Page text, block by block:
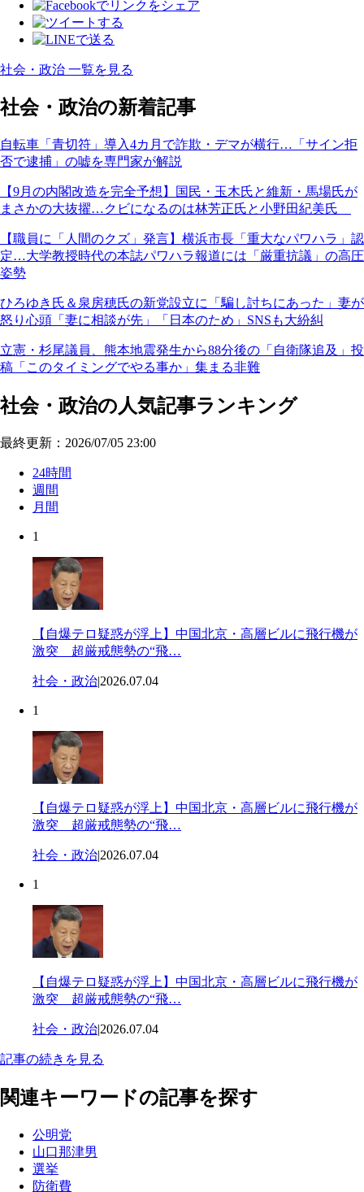
社会・政治 一覧を見る
社会・政治の新着記事
自転車「青切符」導入4カ月で詐欺・デマが横行…「サイン拒
否で逮捕」の嘘を専門家が解説
【9月の内閣改造を完全予想】国民・玉木氏と維新・馬場氏が
まさかの大抜擢…クビになるのは林芳正氏と小野田紀美氏
【職員に「人間のクズ」発言】横浜市長「重大なパワハラ」認
定…大学教授時代の本誌パワハラ報道には「厳重抗議」の高圧
姿勢
ひろゆき氏＆泉房穂氏の新党設立に「騙し討ちにあった」妻が
怒り心頭「妻に相談が先」「日本のため」SNSも大紛糾
立憲・杉尾議員、熊本地震発生から88分後の「自衛隊追及」投
稿「このタイミングでやる事か」集まる非難
社会・政治の人気記事ランキング
最終更新：2026/07/05 23:00
24時間
週間
月間
1
【自爆テロ疑惑が浮上】中国北京・高層ビルに飛行機が
激突 超厳戒態勢の“飛…
社会・政治|2026.07.04
1
【自爆テロ疑惑が浮上】中国北京・高層ビルに飛行機が
激突 超厳戒態勢の“飛…
社会・政治|2026.07.04
1
【自爆テロ疑惑が浮上】中国北京・高層ビルに飛行機が
激突 超厳戒態勢の“飛…
社会・政治|2026.07.04
記事の続きを見る
関連キーワードの記事を探す
公明党
山口那津男
選挙
防衛費